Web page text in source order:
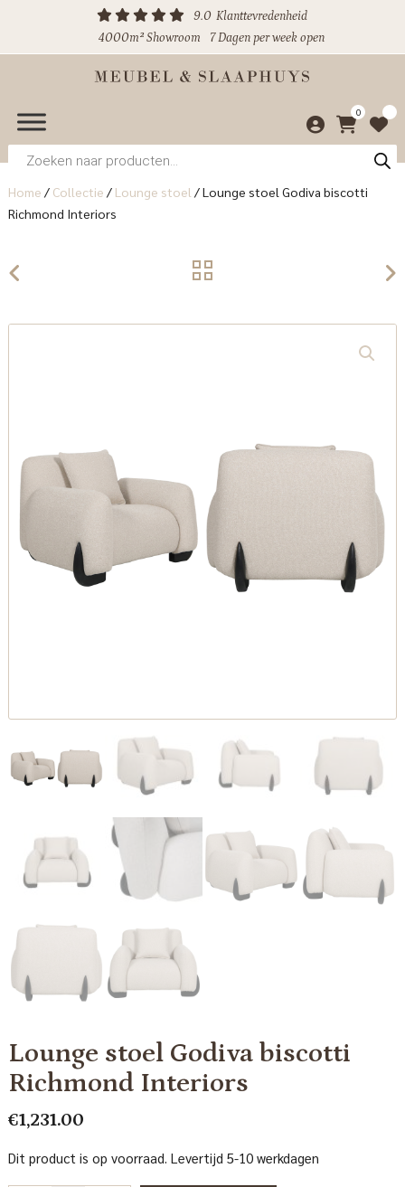
9.0 Klanttevredenheid
4000m² Showroom
7 Dagen per week open
0
Producten
zoeken
Home / Collectie / Lounge stoel /Lounge stoel Godiva biscotti
Richmond Interiors
Lounge stoel Godiva biscotti
Richmond Interiors
€1,231.00
Dit product is op voorraad. Levertijd 5-10 werkdagen